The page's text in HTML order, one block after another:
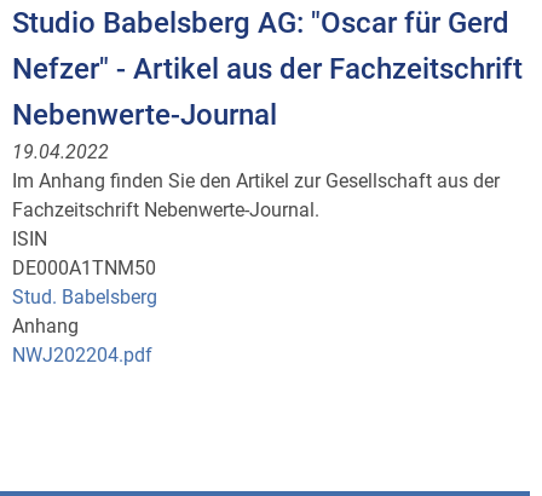
Studio Babelsberg AG: "Oscar für Gerd
Nefzer" - Artikel aus der Fachzeitschrift
Nebenwerte-Journal
19.04.2022
Im Anhang finden Sie den Artikel zur Gesellschaft aus der
Fachzeitschrift Nebenwerte-Journal.
ISIN
DE000A1TNM50
Stud. Babelsberg
Anhang
NWJ202204.pdf